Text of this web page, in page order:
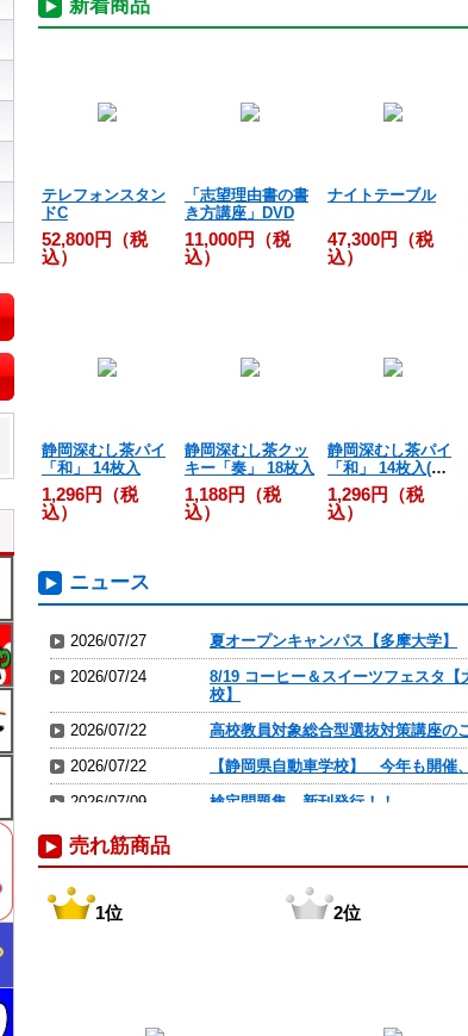
新着商品
テレフォンスタン
ドC
52,800円（税
込）
「志望理由書の書
き方講座」DVD
11,000円（税
込）
ナイトテーブル
47,300円（税
込）
静岡深むし茶パイ
「和」 14枚入
1,296円（税
込）
静岡深むし茶クッ
キー「奏」 18枚入
1,188円（税
込）
静岡深むし茶パイ
「和」 14枚入(沖
縄用)
1,296円（税
込）
ニュース
2026/07/27
夏オープンキャンパス【多摩大学】
2026/07/24
8/19 コーヒー＆スイーツフェスタ
校】
2026/07/22
高校教員対象総合型選抜対策講座の
2026/07/22
【静岡県自動車学校】 今年も開催
2026/07/09
検定問題集 新刊発行！！
2026/07/09
2026/07/02
第64回静岡ホビーショーに参加しま
2026/07/02
OBCが新リース会計基準対応セミナ
売れ筋商品
1位 2位